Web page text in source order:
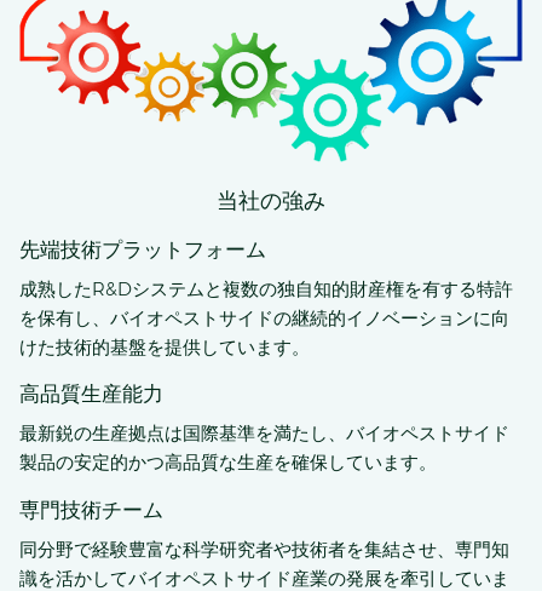
当社の強み
先端技術プラットフォーム
成熟したR&Dシステムと複数の独自知的財産権を有する特許
を保有し、バイオペストサイドの継続的イノベーションに向
けた技術的基盤を提供しています。
高品質生産能力
最新鋭の生産拠点は国際基準を満たし、バイオペストサイド
製品の安定的かつ高品質な生産を確保しています。
専門技術チーム
同分野で経験豊富な科学研究者や技術者を集結させ、専門知
識を活かしてバイオペストサイド産業の発展を牽引していま